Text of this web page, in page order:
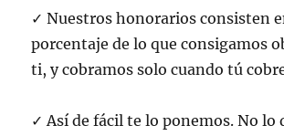
✓ Nuestros honorarios consisten
porcentaje de lo que consigamos
ti, y cobramos solo cuando tú
✓ Así de fácil te lo ponemos. No lo